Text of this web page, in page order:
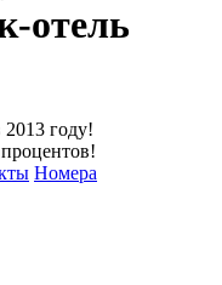
отель
году!
Номера